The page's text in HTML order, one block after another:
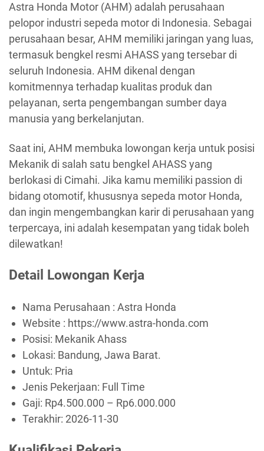
Astra Honda Motor (AHM) adalah perusahaan
pelopor industri sepeda motor di Indonesia. Sebagai
perusahaan besar, AHM memiliki jaringan yang luas,
termasuk bengkel resmi AHASS yang tersebar di
seluruh Indonesia. AHM dikenal dengan
komitmennya terhadap kualitas produk dan
pelayanan, serta pengembangan sumber daya
manusia yang berkelanjutan.
Saat ini, AHM membuka lowongan kerja untuk posisi
Mekanik di salah satu bengkel AHASS yang
berlokasi di Cimahi. Jika kamu memiliki passion di
bidang otomotif, khususnya sepeda motor Honda,
dan ingin mengembangkan karir di perusahaan yang
terpercaya, ini adalah kesempatan yang tidak boleh
dilewatkan!
Detail Lowongan Kerja
Nama Perusahaan : Astra Honda
Website : https://www.astra-honda.com
Posisi: Mekanik Ahass
Lokasi: Bandung, Jawa Barat.
Untuk: Pria
Jenis Pekerjaan: Full Time
Gaji: Rp4.500.000 – Rp6.000.000
Terakhir: 2026-11-30